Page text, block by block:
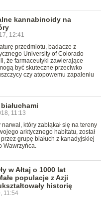
kannabinoidy na
12:41
przedmiotu, badacze z
University of Colorado
że farmaceutyki zawierające
być skuteczne przeciwko
czy atopowemu zapaleniu
11:13
narwal, który zabłąkał się na tereny
arktycznego habitatu, został
grupę białuch z kanadyjskiej
Wawrzyńca.
w Ałtaj o 1000 lat
populacje z Azji
historię
11:54